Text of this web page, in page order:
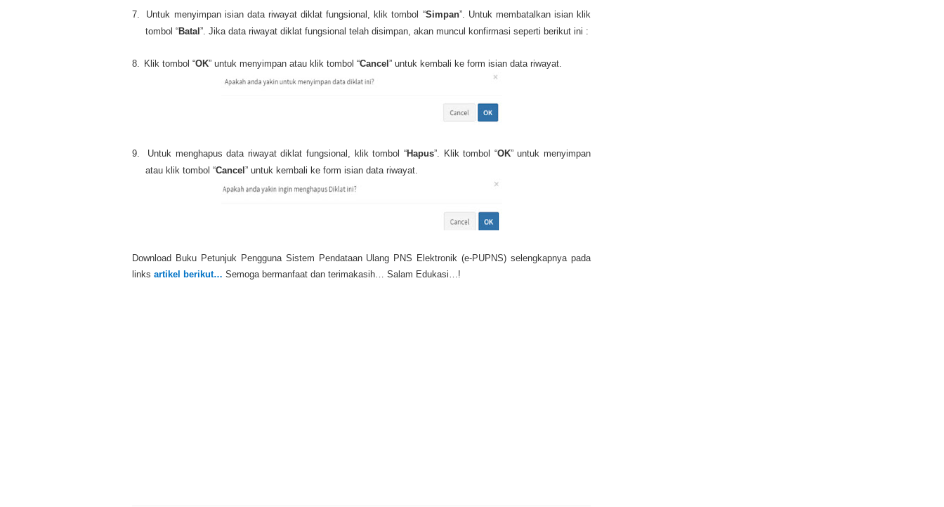
7. Untuk menyimpan isian data riwayat diklat fungsional, klik tombol “Simpan”. Untuk membatalkan isian klik
tombol “Batal ”. Jika data riwayat diklat fungsional telah disimpan, akan muncul konfirmasi seperti berikut ini :
8. Klik tombol “OK” untuk menyimpan atau klik tombol “Cancel ” untuk kembali ke form isian data riwayat.
9. Untuk menghapus data riwayat diklat fungsional, klik tombol “Hapus”. Klik tombol “OK” untuk menyimpan
atau klik tombol “Cancel ” untuk kembali ke form isian data riwayat.
Download Buku Petunjuk Pengguna Sistem Pendataan Ulang PNS Elektronik (e-PUPNS) selengkapnya pada
links artikel berikut… Semoga bermanfaat dan terimakasih… Salam Edukasi…!